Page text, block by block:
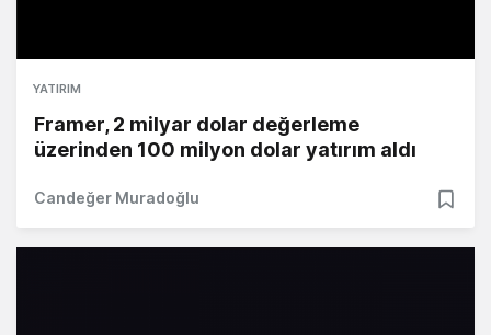
YATIRIM
Framer, 2 milyar dolar değerleme
üzerinden 100 milyon dolar yatırım aldı
Candeğer Muradoğlu